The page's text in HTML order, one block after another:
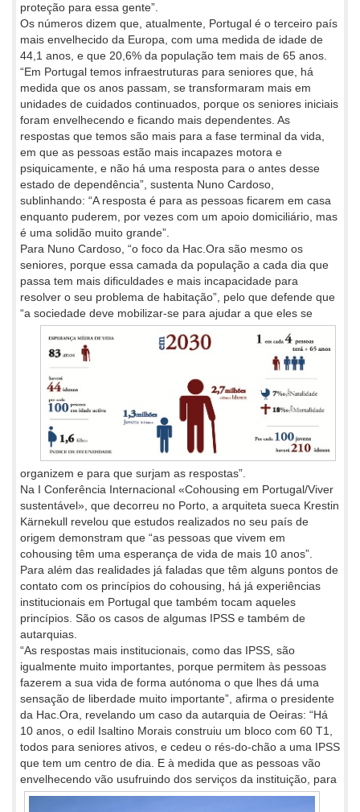
proteção para essa gente”.
Os números dizem que, atualmente, Portugal é o terceiro país
mais envelhecido da Europa, com uma medida de idade de
44,1 anos, e que 20,6% da população tem mais de 65 anos.
“Em Portugal temos infraestruturas para seniores que, há
medida que os anos passam, se transformaram mais em
unidades de cuidados continuados, porque os seniores iniciais
foram envelhecendo e ficando mais dependentes. As
respostas que temos são mais para a fase terminal da vida,
em que as pessoas estão mais incapazes motora e
psiquicamente, e não há uma resposta para o antes desse
estado de dependência”, sustenta Nuno Cardoso,
sublinhando: “A resposta é para as pessoas ficarem em casa
enquanto puderem, por vezes com um apoio domiciliário, mas
é uma solidão muito grande”.
Para Nuno Cardoso, “o foco da Hac.Ora são mesmo os
seniores, porque essa camada da população a cada dia que
passa tem mais dificuldades e mais incapacidade para
resolver o seu problema de habitação”, pelo que defende que
“a sociedade deve mobilizar-se para ajudar a que eles se
organizem e para que surjam as respostas”.
Na I Conferência Internacional «Cohousing em Portugal/Viver
sustentável», que decorreu no Porto, a arquiteta sueca Krestin
Kärnekull revelou que estudos realizados no seu país de
origem demonstram que “as pessoas que vivem em
cohousing têm uma esperança de vida de mais 10 anos”.
Para além das realidades já faladas que têm alguns pontos de
contato com os princípios do cohousing, há já experiências
institucionais em Portugal que também tocam aqueles
princípios. São os casos de algumas IPSS e também de
autarquias.
“As respostas mais institucionais, como das IPSS, são
igualmente muito importantes, porque permitem às pessoas
fazerem a sua vida de forma autónoma o que lhes dá uma
sensação de liberdade muito importante”, afirma o presidente
da Hac.Ora, revelando um caso da autarquia de Oeiras: “Há
10 anos, o edil Isaltino Morais construiu um bloco com 60 T1,
todos para seniores ativos, e cedeu o rés-do-chão a uma IPSS
que tem um centro de dia. E à medida que as pessoas vão
envelhecendo vão usufruindo dos serviços da instituição, para